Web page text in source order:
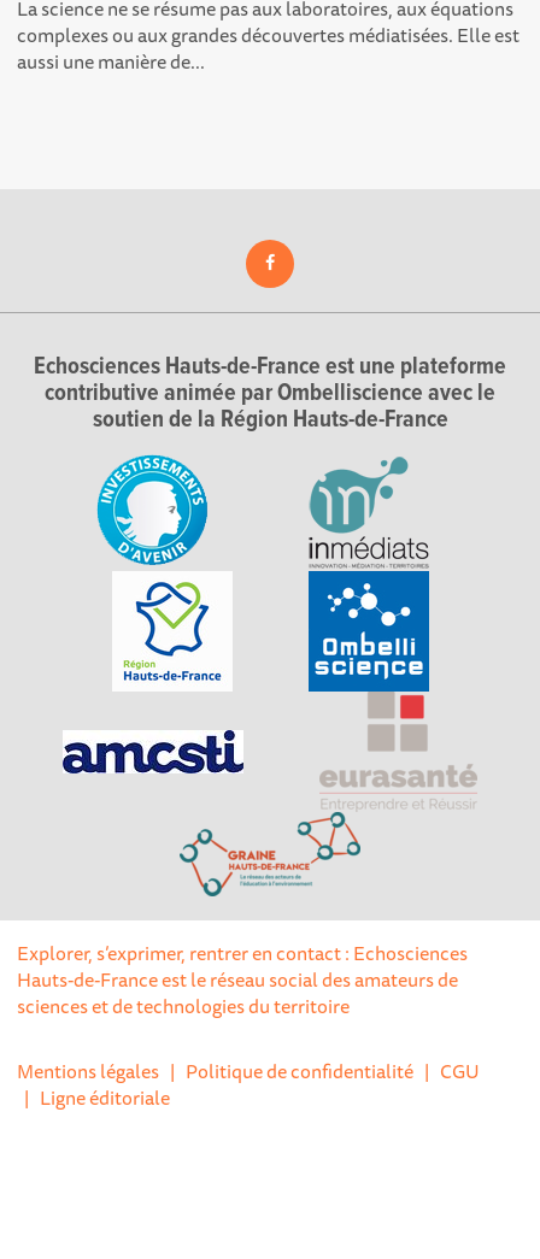
La science ne se résume pas aux laboratoires, aux équations
complexes ou aux grandes découvertes médiatisées. Elle est
aussi une manière de...
Echosciences Hauts-de-France est une plateforme
contributive animée par Ombelliscience avec le
soutien de la Région Hauts-de-France
Explorer, s’exprimer, rentrer en contact : Echosciences
Hauts-de-France est le réseau social des amateurs de
sciences et de technologies du territoire
Mentions légales | Politique de confidentialité | CGU
| Ligne éditoriale